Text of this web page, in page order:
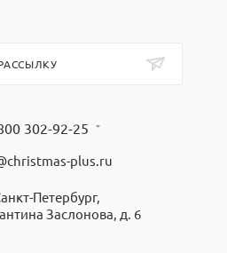
302-92-25
plus.ru
Петербург,
Заслонова, д. 6